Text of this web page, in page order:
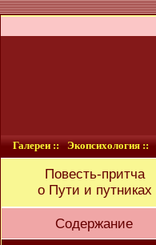
Галереи :: Экопсихология ::
Повесть-притча
о Пути и путниках
Содержание